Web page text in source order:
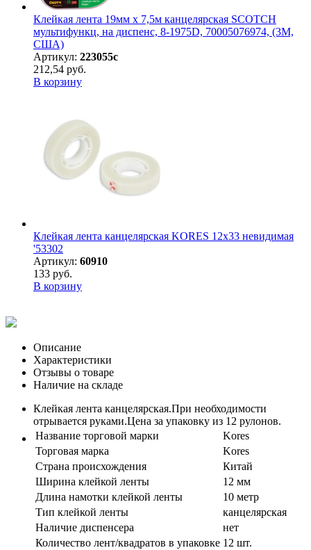
Клейкая лента 19мм х 7,5м канцелярская SCOTCH
мультифункц, на диспенс, 8-1975D, 70005076974, (3М,
США)
Артикул: 223055с
212,54 руб.
В корзину
Клейкая лента канцелярская KORES 12х33 невидимая
'53302
Артикул: 60910
133 руб.
В корзину
Описание
Характеристики
Отзывы о товаре
Наличие на складе
Клейкая лента канцелярская.При необходимости
отрывается руками.Цена за упаковку из 12 рулонов.
Название торговой марки
Kores
Торговая марка
Kores
Страна происхождения
Китай
Ширина клейкой ленты
12 мм
Длина намотки клейкой ленты
10 метр
Тип клейкой ленты
канцелярская
Наличие диспенсера
нет
Количество лент/квадратов в упаковке 12 шт.